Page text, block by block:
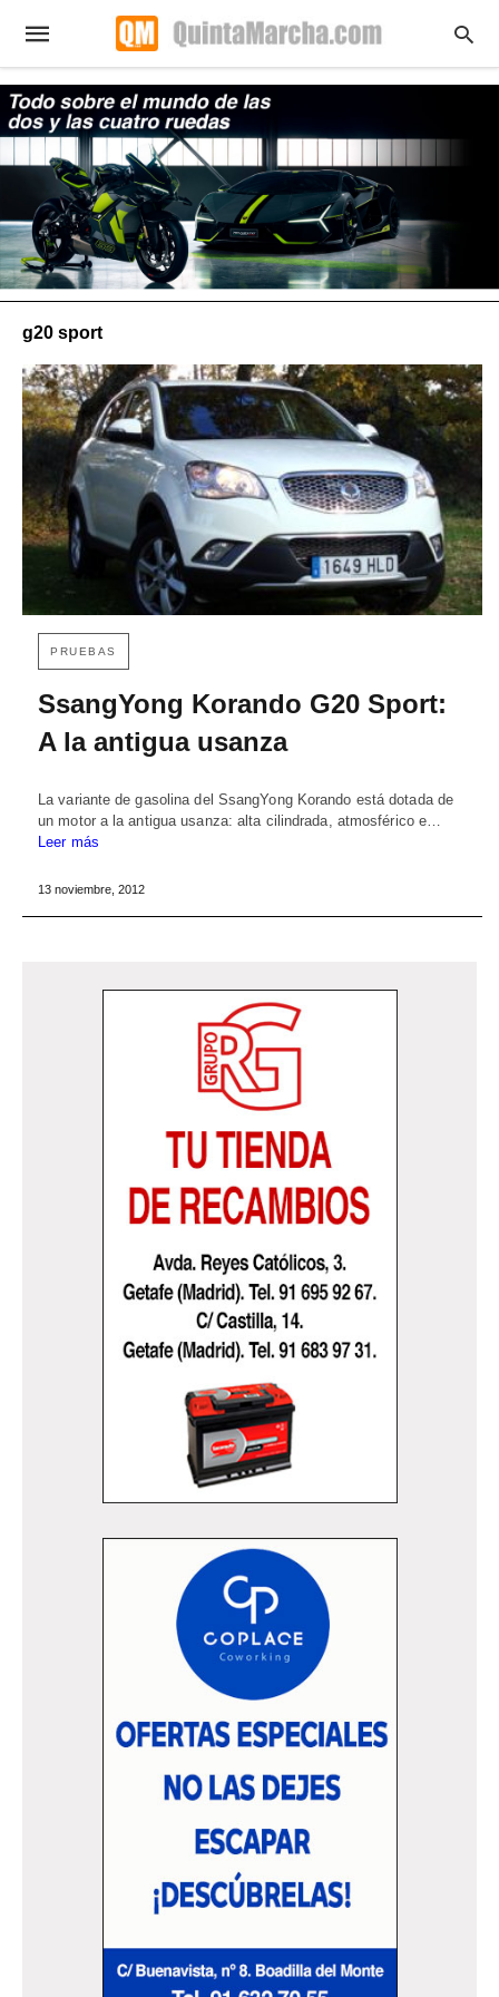
g20 sport
PRUEBAS
SsangYong Korando G20 Sport:
A la antigua usanza
La variante de gasolina del SsangYong Korando está dotada de
un motor a la antigua usanza: alta cilindrada, atmosférico e…
Leer más
13 noviembre, 2012